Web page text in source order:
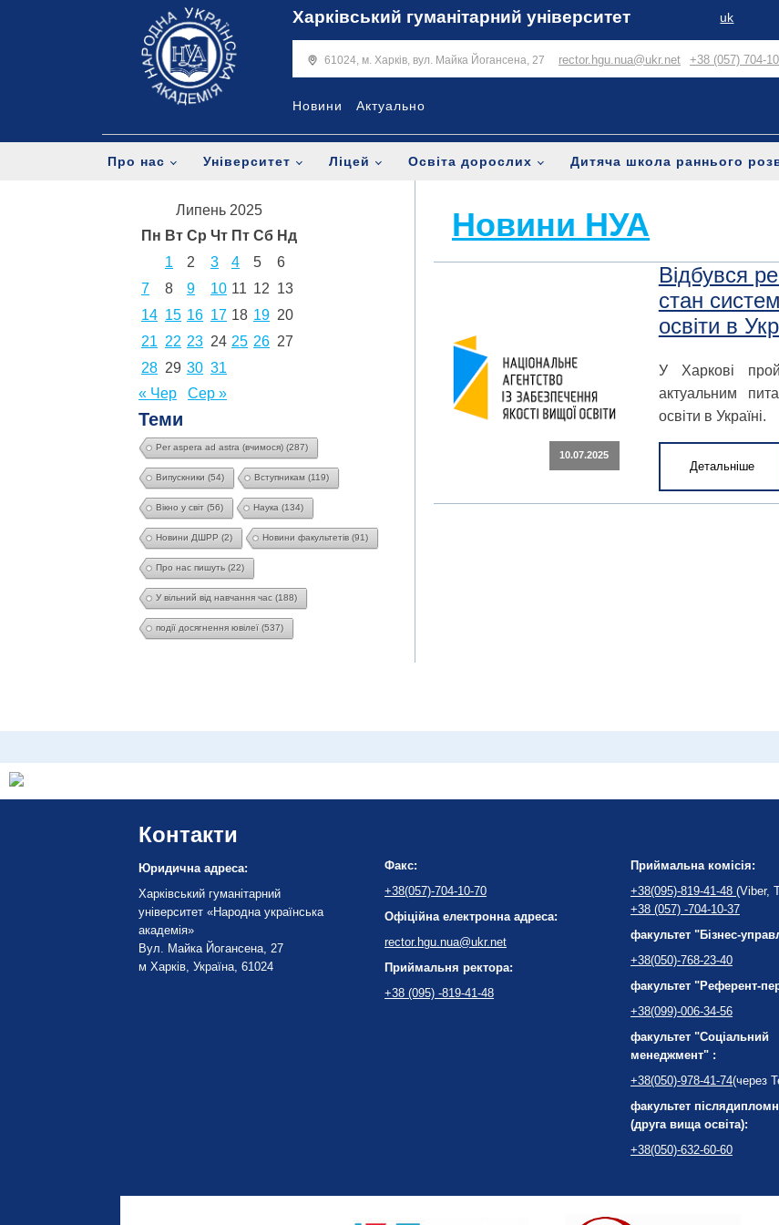
Харківський гуманітарний університет uk
61024, м. Харків, вул. Майка Йогансена, 27 rector.hgu.nua@ukr.net +38 (057) 704-
Новини Актуально
Про нас Університет Ліцей Освіта дорослих Дитяча школа раннього
Липень 2025
Пн Вт Ср Чт Пт Сб Нд
1
2 3 4 5
6
7
8 9 10 11 12 13
14 15 16 17 18 19 20
21 22 23 24 25 26 27
28 29 30 31
« Чер
Сер »
Теми
Per aspera ad astra (вчимося) (287)
Випускники (54) Вступникам (119)
Вікно у світ (56) Наука (134)
Новини ДШРР (2) Новини факультетів (91)
Про нас пишуть (22)
У вільний від навчання час (188)
події досягнення ювілеї (537)
Новини НУА
10.07.2025
Відбувся
стан
освіти в
У Харкові
актуальним
освіти в Україні.
Детальніше
Контакти
Юридична адреса:
Харківський гуманітарний
університет «Народна українська
академія»
Вул. Майка Йогансена, 27
м Харків, Україна, 61024
Факс:
+38(057)-704-10-70
Офіційна електронна адреса:
rector.hgu.nua@ukr.net
Приймальня ректора:
+38 (095) -819-41-48
Приймальна комісія:
+38(095)-819-41-48 (Viber,
+38 (057) -704-10-37
факультет "Бізнес-
+38(050)-768-23-40
факультет "Референт-
+38(099)-006-34-56
факультет "Соціальний
менеджмент" :
+38(050)-978-41-74(через
факультет
(друга вища освіта):
+38(050)-632-60-60